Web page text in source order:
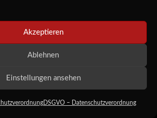
Akzeptieren
Ablehnen
Einstellungen ansehen
DSGVO – Datenschutzverordnung